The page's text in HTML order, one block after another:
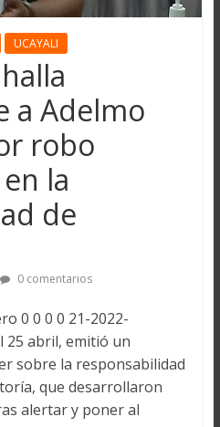
UCAYALI
a Adelmo
robo
la
de
0 comentarios
0 0 0 0 21-2022-
25 abril, emitió un
sobre la responsabilidad
que desarrollaron
alertar y poner al